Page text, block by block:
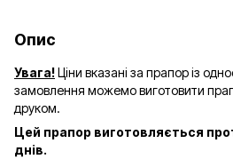
Опис
Увага!Ціни вказані за прапор із
замовлення можемо виготовити
друком.
Цей прапор виготовляється
днів.